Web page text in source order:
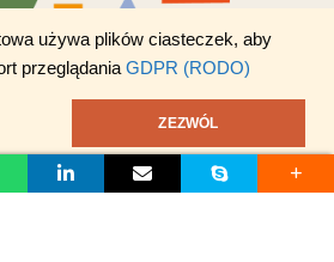
używa plików ciasteczek, aby
przeglądania GDPR (RODO)
ZEZWÓL